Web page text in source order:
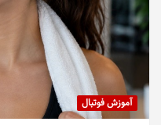
آموزش فوتبال